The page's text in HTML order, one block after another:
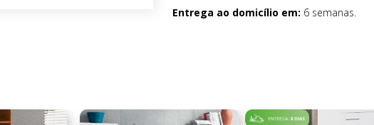
Entrega ao domicílio em: 6 semanas.